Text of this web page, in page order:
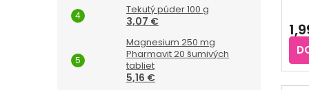
Tekutý púder 100 g
3,07 €
Magnesium 250 mg
Pharmavit 20 šumivých
tabliet
5,16 €